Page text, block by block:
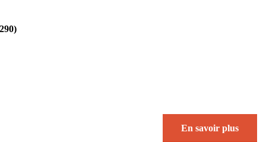
En savoir plus